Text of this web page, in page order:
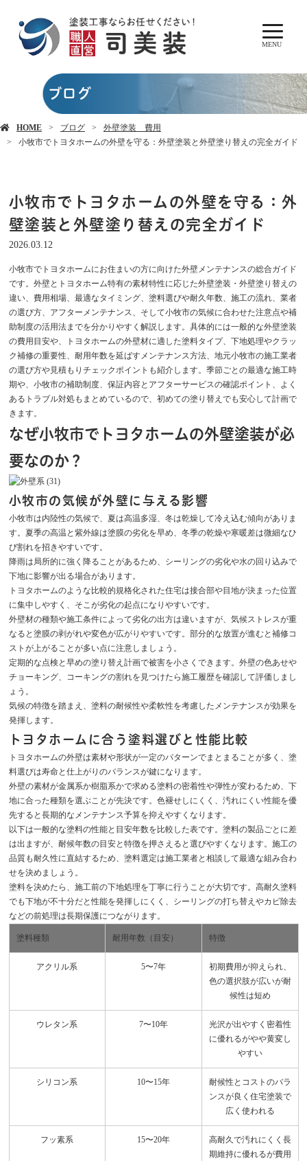
MENU
ブログ
HOME ブログ
外壁塗装 費用
小牧市でトヨタホームの外壁を守る：外壁塗装と外壁塗り替えの完全ガイド
小牧市でトヨタホームの外壁を守る：外
壁塗装と外壁塗り替えの完全ガイド
2026.03.12
小牧市でトヨタホームにお住まいの方に向けた外壁メンテナンスの総合ガイド
です。外壁とトヨタホーム特有の素材特性に応じた外壁塗装・外壁塗り替えの
違い、費用相場、最適なタイミング、塗料選びや耐久年数、施工の流れ、業者
の選び方、アフターメンテナンス、そして小牧市の気候に合わせた注意点や補
助制度の活用法までを分かりやすく解説します。具体的には一般的な外壁塗装
の費用目安や、トヨタホームの外壁材に適した塗料タイプ、下地処理やクラッ
ク補修の重要性、耐用年数を延ばすメンテナンス方法、地元小牧市の施工業者
の選び方や見積もりチェックポイントも紹介します。季節ごとの最適な施工時
期や、小牧市の補助制度、保証内容とアフターサービスの確認ポイント、よく
あるトラブル対処もまとめているので、初めての塗り替えでも安心して計画で
きます。
なぜ小牧市でトヨタホームの外壁塗装が必
要なのか？
小牧市の気候が外壁に与える影響
小牧市は内陸性の気候で、夏は高温多湿、冬は乾燥して冷え込む傾向がありま
す。夏季の高温と紫外線は塗膜の劣化を早め、冬季の乾燥や寒暖差は微細なひ
び割れを招きやすいです。
降雨は局所的に強く降ることがあるため、シーリングの劣化や水の回り込みで
下地に影響が出る場合があります。
トヨタホームのような比較的規格化された住宅は接合部や目地が決まった位置
に集中しやすく、そこが劣化の起点になりやすいです。
外壁材の種類や施工条件によって劣化の出方は違いますが、気候ストレスが重
なると塗膜の剥がれや変色が広がりやすいです。部分的な放置が進むと補修コ
ストが上がることが多い点に注意しましょう。
定期的な点検と早めの塗り替え計画で被害を小さくできます。外壁の色あせや
チョーキング、コーキングの割れを見つけたら施工履歴を確認して評価しまし
ょう。
気候の特徴を踏まえ、塗料の耐候性や柔軟性を考慮したメンテナンスが効果を
発揮します。
トヨタホームに合う塗料選びと性能比較
トヨタホームの外壁は素材や形状が一定のパターンでまとまることが多く、塗
料選びは寿命と仕上がりのバランスが鍵になります。
外壁の素材が金属系か樹脂系かで求める塗料の密着性や弾性が変わるため、下
地に合った種類を選ぶことが先決です。色褪せしにくく、汚れにくい性能を優
先すると長期的なメンテナンス予算を抑えやすくなります。
以下は一般的な塗料の性能と目安年数を比較した表です。塗料の製品ごとに差
は出ますが、耐候年数の目安と特徴を押さえると選びやすくなります。施工の
品質も耐久性に直結するため、塗料選定は施工業者と相談して最適な組み合わ
せを決めましょう。
塗料を決めたら、施工前の下地処理を丁寧に行うことが大切です。高耐久塗料
でも下地が不十分だと性能を発揮しにくく、シーリングの打ち替えやカビ除去
などの前処理は長期保護につながります。
塗料種類 耐用年数（目安） 特徴
アクリル系 5〜7年
初期費用が抑えられ、
色の選択肢が広いが耐
候性は短め
ウレタン系 7〜10年
光沢が出やすく密着性
に優れるがやや黄変し
やすい
シリコン系 10〜15年
耐候性とコストのバラ
ンスが良く住宅塗装で
広く使われる
フッ素系 15〜20年
高耐久で汚れにくく長
期維持に優れるが費用